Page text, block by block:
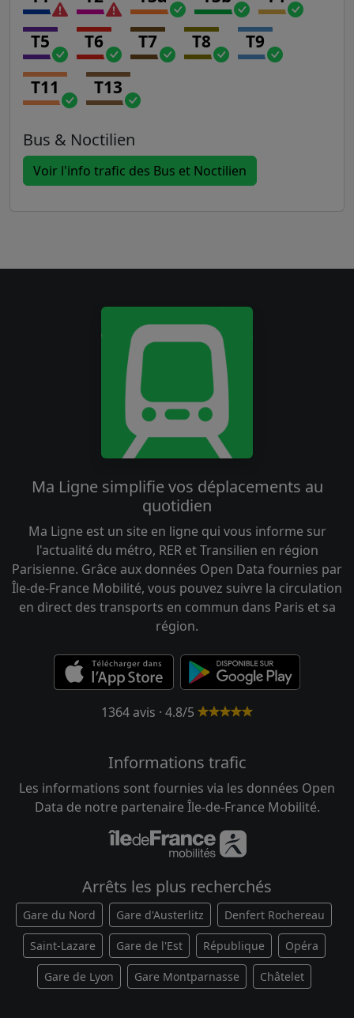
T5 T6 T7 T8 T9
T11 T13
Bus & Noctilien
Voir l'info trafic des Bus et Noctilien
Ma Ligne simplifie vos déplacements au
quotidien
Ma Ligne est un site en ligne qui vous informe sur
l'actualité du métro, RER et Transilien en région
Parisienne. Grâce aux données Open Data fournies par
Île-de-France Mobilité, vous pouvez suivre la circulation
en direct des transports en commun dans Paris et sa
région.
1364 avis · 4.8/5
Informations trafic
Les informations sont fournies via les données Open
Data de notre partenaire Île-de-France Mobilité.
Arrêts les plus recherchés
Gare du Nord Gare d'Austerlitz Denfert Rochereau
Saint-Lazare Gare de l'Est République Opéra
Gare de Lyon Gare Montparnasse Châtelet